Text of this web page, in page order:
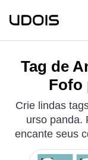
Tag de
Fofo
Crie lindas
urso panda.
encante seus